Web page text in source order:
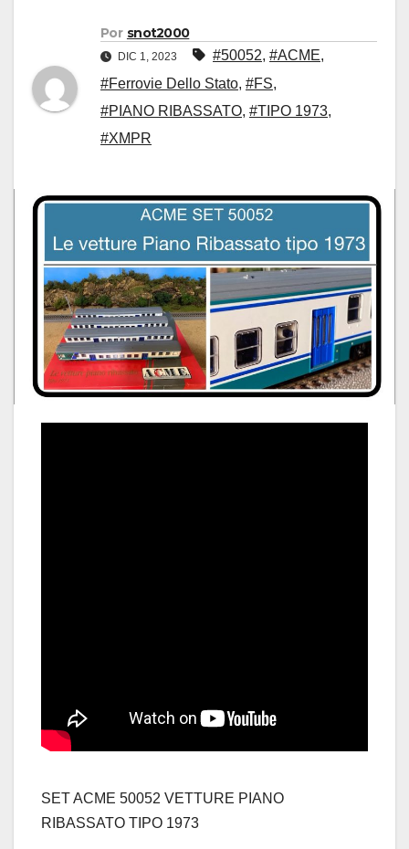
Por snot2000
DIC 1, 2023 #50052, #ACME,
#Ferrovie Dello Stato, #FS,
#PIANO RIBASSATO, #TIPO 1973,
#XMPR
SET ACME 50052 VETTURE PIANO
RIBASSATO TIPO 1973